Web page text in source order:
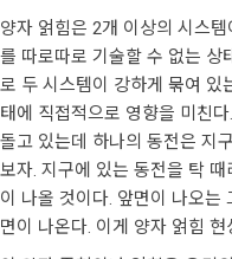
양자 얽힘은 2개 이상의 시스
를 따로따로 기술할 수 없는 상
로 두 시스템이 강하게 묶여 있
태에 직접적으로 영향을 미친
돌고 있는데 하나의 동전은 지
보자. 지구에 있는 동전을 탁
이 나올 것이다. 앞면이 나오
면이 나온다. 이게 양자 얽힘 현